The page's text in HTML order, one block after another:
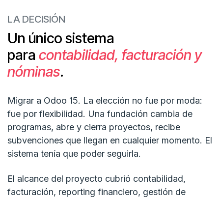
LA DECISIÓN
Un único sistema
para contabilidad, facturación y
nóminas.
Migrar a Odoo 15. La elección no fue por moda:
fue por flexibilidad. Una fundación cambia de
programas, abre y cierra proyectos, recibe
subvenciones que llegan en cualquier momento. El
sistema tenía que poder seguirla.
El alcance del proyecto cubrió contabilidad,
facturación, reporting financiero, gestión de